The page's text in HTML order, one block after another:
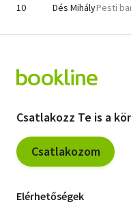
10 Dés MihályPesti
Csatlakozz Te is a
Csatlakozom
Elérhetőségek